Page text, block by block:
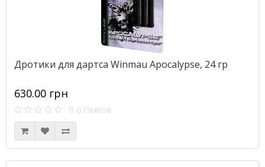
Дротики для дартса Winmau Apocalypse, 24 гр
630.00 грн
0 отзывов